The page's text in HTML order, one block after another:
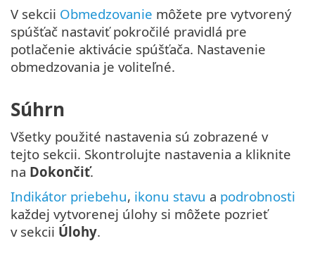
V sekcii Obmedzovanie môžete pre vytvorený
spúšťač nastaviť pokročilé pravidlá pre
potlačenie aktivácie spúšťača. Nastavenie
obmedzovania je voliteľné.
Súhrn
Všetky použité nastavenia sú zobrazené v
tejto sekcii. Skontrolujte nastavenia a kliknite
na Dokončiť.
Indikátor priebehu, ikonu stavu a podrobnosti
každej vytvorenej úlohy si môžete pozrieť
v sekcii Úlohy.